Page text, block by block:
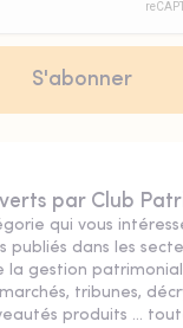
par Club
qui vous
publiés dans les
la gestion
tribunes,
produits ...